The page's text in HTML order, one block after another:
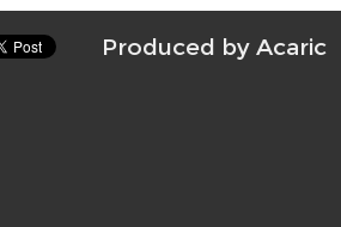
Produced by Acaric